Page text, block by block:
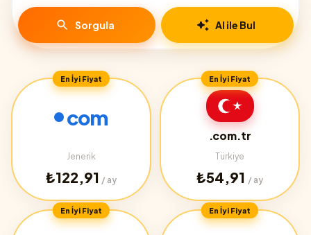
Sorgula AI ile Bul
En İyi Fiyat
com
Jenerik
₺122,91 / ay
En İyi Fiyat
.com.tr
Türkiye
₺54,91 / ay
En İyi Fiyat En İyi Fiyat